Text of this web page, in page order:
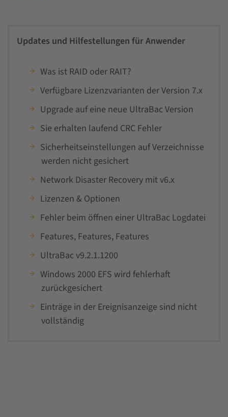
Updates und Hilfestellungen für Anwender
Was ist RAID oder RAIT?
Verfügbare Lizenzvarianten der Version 7.x
Upgrade auf eine neue UltraBac Version
Sie erhalten laufend CRC Fehler
Sicherheitseinstellungen auf Verzeichnisse
werden nicht gesichert
Network Disaster Recovery mit v6.x
Lizenzen & Optionen
Fehler beim öffnen einer UltraBac Logdatei
Features, Features, Features
UltraBac v9.2.1.1200
Windows 2000 EFS wird fehlerhaft
zurückgesichert
Einträge in der Ereignisanzeige sind nicht
vollständig